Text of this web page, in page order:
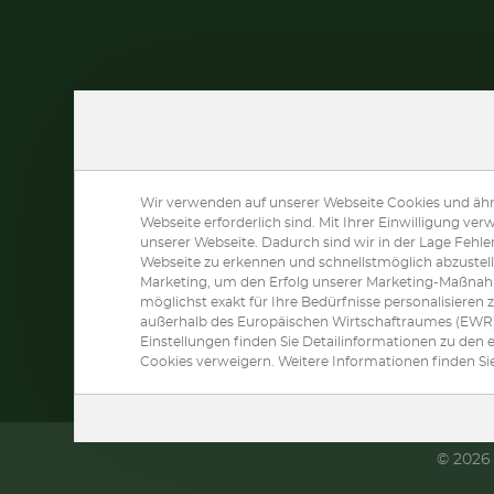
FOLGEN SIE UNS:
© 2026
Wir verwenden auf unserer Webseite Cookies und
Webseite erforderlich sind. Mit Ihrer Einwilligung
unserer Webseite. Dadurch sind wir in der Lage
Webseite zu erkennen und schnellstmöglich
Marketing, um den Erfolg unserer Marketing-
möglichst exakt für Ihre Bedürfnisse personalisieren
außerhalb des Europäischen Wirtschaftraumes
Einstellungen finden Sie Detailinformationen zu den
Cookies verweigern. Weitere Informationen finden